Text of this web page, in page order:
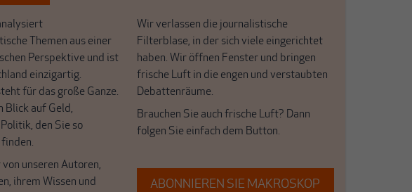
Themen aus einer
Perspektive und ist
einzigartig.
für das große Ganze.
Blick auf Geld,
den Sie so
unseren Autoren,
ihrem Wissen und
Wir verlassen die journalistische
Filterblase, in der sich viele eingerichtet
haben. Wir öffnen Fenster und bringen
frische Luft in die engen und verstaubten
Debattenräume.
Brauchen Sie auch frische Luft? Dann
folgen Sie einfach dem Button.
ABONNIEREN SIE MAKROSKOP